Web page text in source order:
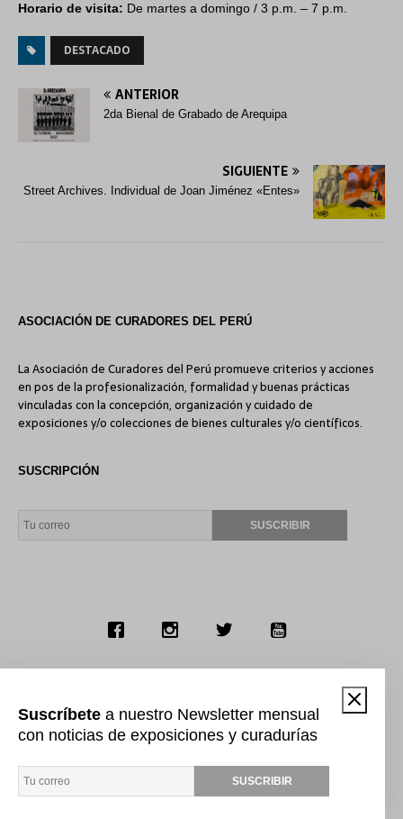
Horario de visita: De martes a domingo / 3 p.m. – 7 p.m.
DESTACADO
ANTERIOR
2da Bienal de Grabado de Arequipa
SIGUIENTE
Street Archives. Individual de Joan Jiménez «Entes»
ASOCIACIÓN DE CURADORES DEL PERÚ
La Asociación de Curadores del Perú promueve criterios y acciones
en pos de la profesionalización, formalidad y buenas prácticas
vinculadas con la concepción, organización y cuidado de
exposiciones y/o colecciones de bienes culturales y/o científicos.
SUSCRIPCIÓN
La Asociación de Curadores del Perú es una Asociación Civil sin fines
de lucro. Cualquier aporte, ya sea económico, material, de
voluntariado o de difusión son fundamentales para seguir adelante
con nuestra misión.
Suscríbete a nuestro Newsletter mensual
con noticias de exposiciones y curadurías